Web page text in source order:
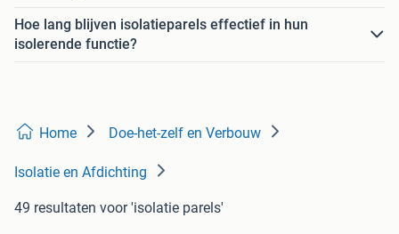
Hoe lang blijven isolatieparels effectief in hun
isolerende functie?
Home Doe-het-zelf en Verbouw
Isolatie en Afdichting
49 resultaten voor 'isolatie parels'